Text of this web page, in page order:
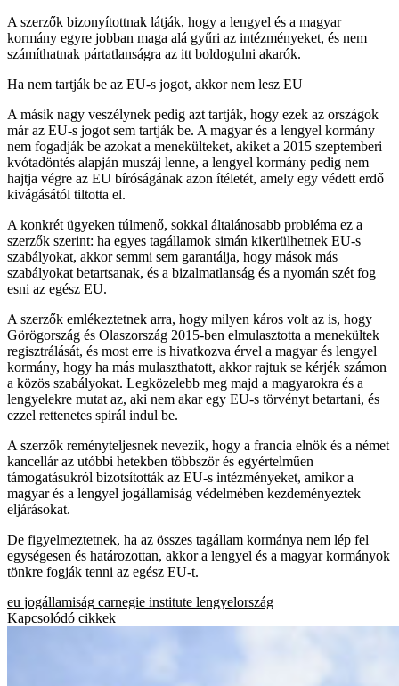
A szerzők bizonyítottnak látják, hogy a lengyel és a magyar
kormány egyre jobban maga alá gyűri az intézményeket, és nem
számíthatnak pártatlanságra az itt boldogulni akarók.
Ha nem tartják be az EU-s jogot, akkor nem lesz EU
A másik nagy veszélynek pedig azt tartják, hogy ezek az országok
már az EU-s jogot sem tartják be. A magyar és a lengyel kormány
nem fogadják be azokat a menekülteket, akiket a 2015 szeptemberi
kvótadöntés alapján muszáj lenne, a lengyel kormány pedig nem
hajtja végre az EU bíróságának azon ítéletét, amely egy védett erdő
kivágásától tiltotta el.
A konkrét ügyeken túlmenő, sokkal általánosabb probléma ez a
szerzők szerint: ha egyes tagállamok simán kikerülhetnek EU-s
szabályokat, akkor semmi sem garantálja, hogy mások más
szabályokat betartsanak, és a bizalmatlanság és a nyomán szét fog
esni az egész EU.
A szerzők emlékeztetnek arra, hogy milyen káros volt az is, hogy
Görögország és Olaszország 2015-ben elmulasztotta a menekültek
regisztrálását, és most erre is hivatkozva érvel a magyar és lengyel
kormány, hogy ha más mulaszthatott, akkor rajtuk se kérjék számon
a közös szabályokat. Legközelebb meg majd a magyarokra és a
lengyelekre mutat az, aki nem akar egy EU-s törvényt betartani, és
ezzel rettenetes spirál indul be.
A szerzők reményteljesnek nevezik, hogy a francia elnök és a német
kancellár az utóbbi hetekben többször és egyértelműen
támogatásukról bizotsították az EU-s intézményeket, amikor a
magyar és a lengyel jogállamiság védelmében kezdeményeztek
eljárásokat.
De figyelmeztetnek, ha az összes tagállam kormánya nem lép fel
egységesen és határozottan, akkor a lengyel és a magyar kormányok
tönkre fogják tenni az egész EU-t.
eu jogállamiság carnegie institute lengyelország
Kapcsolódó cikkek